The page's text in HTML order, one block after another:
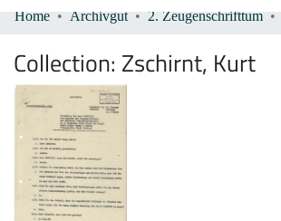
All of DSpace
Home Archivgut 2. Zeugenschrifttum
Collection: Zschirnt, Kurt